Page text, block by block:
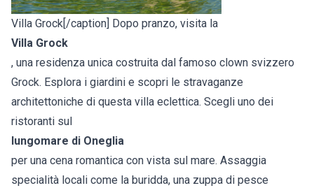
Villa Grock[/caption] Dopo pranzo, visita la
Villa Grock
, una residenza unica costruita dal famoso clown svizzero
Grock. Esplora i giardini e scopri le stravaganze
architettoniche di questa villa eclettica. Scegli uno dei
ristoranti sul
lungomare di Oneglia
per una cena romantica con vista sul mare. Assaggia
specialità locali come la buridda, una zuppa di pesce